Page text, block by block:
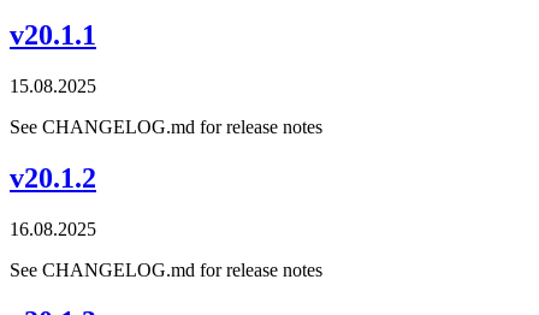
v20.1.1
15.08.2025
See CHANGELOG.md for release notes
v20.1.2
16.08.2025
See CHANGELOG.md for release notes